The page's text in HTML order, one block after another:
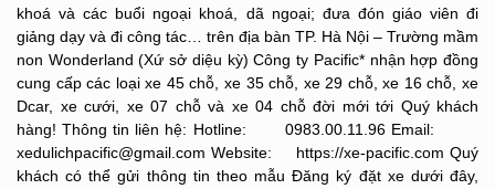
khoá và các buổi ngoại khoá, dã ngoại; đưa đón giáo viên đi
giảng dạy và đi công tác… trên địa bàn TP. Hà Nội – Trường mầm
non Wonderland (Xứ sở diệu kỳ) Công ty Pacific* nhận hợp đồng
cung cấp các loại xe 45 chỗ, xe 35 chỗ, xe 29 chỗ, xe 16 chỗ, xe
Dcar, xe cưới, xe 07 chỗ và xe 04 chỗ đời mới tới Quý khách
hàng! Thông tin liên hệ: Hotline: 0983.00.11.96 Email:
xedulichpacific@gmail.com Website: https://xe-pacific.com Quý
khách có thể gửi thông tin theo mẫu Đăng ký đặt xe dưới đây,